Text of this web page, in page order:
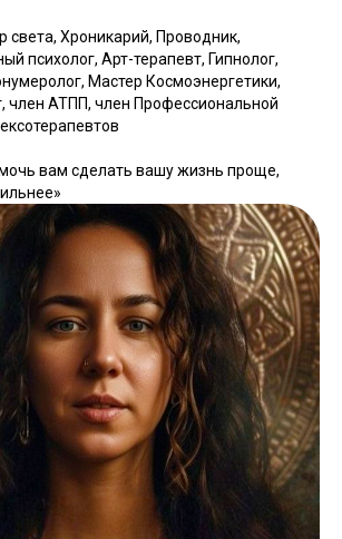
света, Хроникарий, Проводник,
психолог, Арт-терапевт, Гипнолог,
Мастер Космоэнергетики,
член АТПП, член Профессиональной
вам сделать вашу жизнь проще,